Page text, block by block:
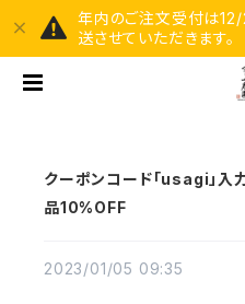
年内のご注文受付は
送させていただきます。
クーポンコード「usagi」
品10%OFF
2023/01/05 09:35